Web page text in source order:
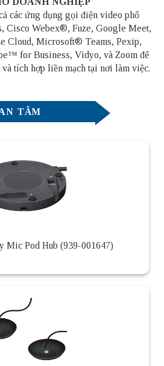
các ứng dụng gọi điện video phổ
Cisco Webex®, Fuze, Google Meet,
Cloud, Microsoft® Teams, Pexip,
for Business, Vidyo, và Zoom để
tích hợp liền mạch tại nơi làm việc.
TÂM
Mic Pod Hub (939-001647)